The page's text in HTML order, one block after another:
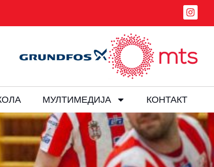
МУЛТИМЕДИЈА КОНТАКТ